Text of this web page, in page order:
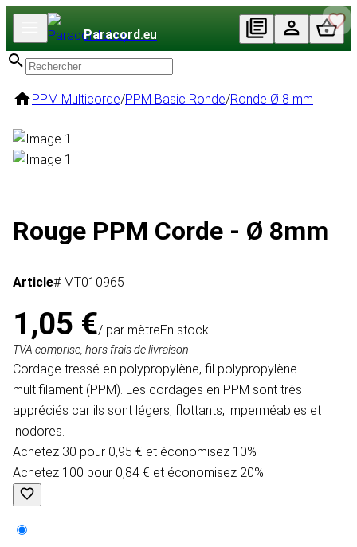
Paracord.eu
PPM Multicorde/PPM Basic Ronde/Ronde Ø 8 mm
Rouge PPM Corde - Ø 8mm
Article# MT010965
1,05 €/ par mètreEn stock
TVA comprise, hors frais de livraison
Cordage tressé en polypropylène, fil polypropylène
multifilament (PPM). Les cordages en PPM sont très
appréciés car ils sont légers, flottants, imperméables et
inodores.
Achetez 30 pour 0,95 € et économisez 10%
Achetez 100 pour 0,84 € et économisez 20%